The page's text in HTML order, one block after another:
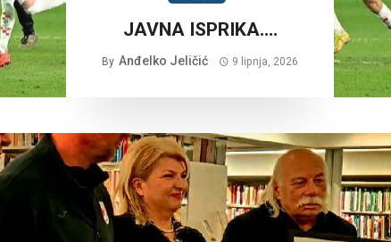
JAVNA ISPRIKA….
By Anđelko Jeličić 9 lipnja, 2026